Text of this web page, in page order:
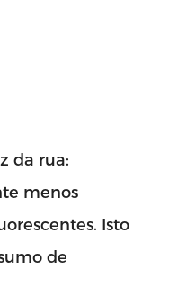
da rua:
menos
Isto
de